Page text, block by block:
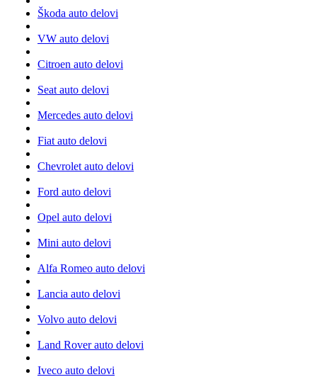
Škoda auto delovi
VW auto delovi
Citroen auto delovi
Seat auto delovi
Mercedes auto delovi
Fiat auto delovi
Chevrolet auto delovi
Ford auto delovi
Opel auto delovi
Mini auto delovi
Alfa Romeo auto delovi
Lancia auto delovi
Volvo auto delovi
Land Rover auto delovi
Iveco auto delovi